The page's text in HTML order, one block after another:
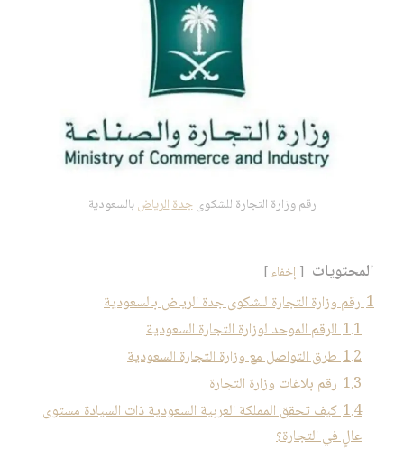
رقم وزارة التجارة للشكوىجدةالرياضبالسعودية
المحتويات إخفاء
1 رقم وزارة التجارة للشكوى جدة الرياض بالسعودية
1.1 الرقم الموحد لوزارة التجارة السعودية
1.2 طرق التواصل مع وزارة التجارة السعودية
1.3 رقم بلاغات وزارة التجارة
1.4 كيف تحقق المملكة العربية السعودية ذات السيادة مستوى
عالٍ في التجارة؟